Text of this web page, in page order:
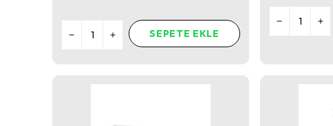
SEPETE EKLE